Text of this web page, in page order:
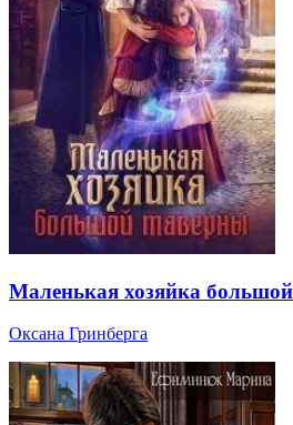
Маленькая хозяйка
Оксана Гринберга